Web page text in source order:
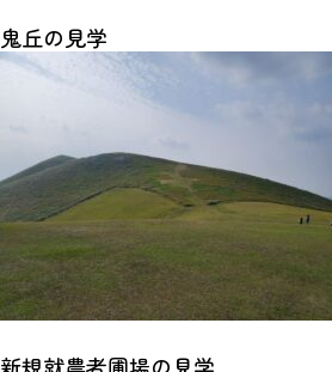
鬼丘の見学